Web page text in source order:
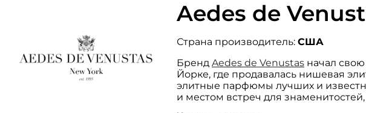
Aedes de
Страна производитель: США
Бренд Aedes de Venustas начал
Йорке, где продавалась нишевая
элитные парфюмы лучших и
и местом встреч для